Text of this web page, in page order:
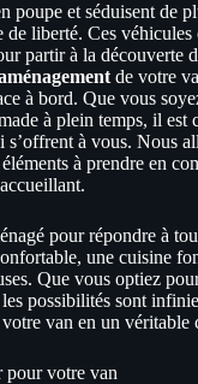
poupe et séduisent de
de liberté. Ces
partir à la découverte
de votre
à bord. Que vous
à plein temps, il est
s’offrent à vous. Nous
à prendre en
pour répondre à
une cuisine
Que vous optiez
possibilités sont
van en un véritable
pour votre van